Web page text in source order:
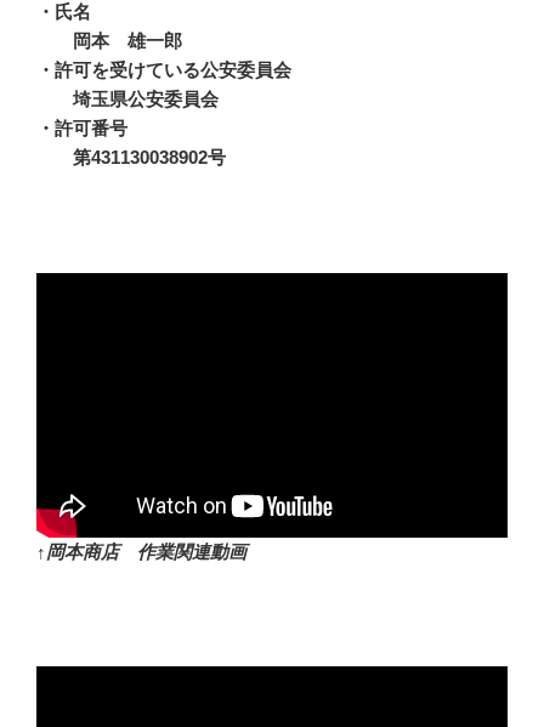
・氏名
岡本 雄一郎
・許可を受けている公安委員会
埼玉県公安委員会
・許可番号
第431130038902号
↑岡本商店 作業関連動画